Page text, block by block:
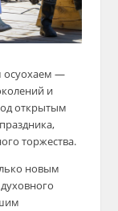
осуохаем —
и
открытым
торжества.
новым